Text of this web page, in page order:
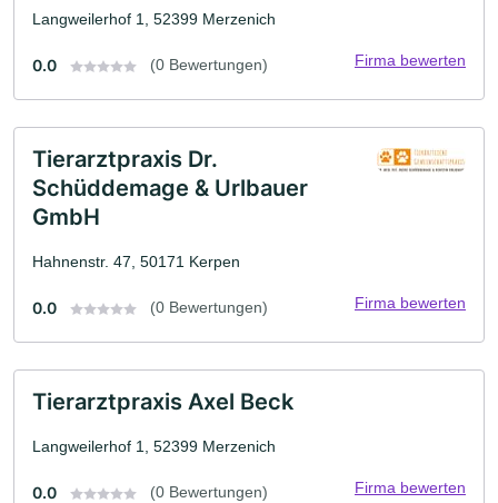
Langweilerhof 1, 52399 Merzenich
0.0 (0 Bewertungen) Firma bewerten
Tierarztpraxis Dr.
Schüddemage & Urlbauer
GmbH
Hahnenstr. 47, 50171 Kerpen
0.0 (0 Bewertungen) Firma bewerten
Tierarztpraxis Axel Beck
Langweilerhof 1, 52399 Merzenich
0.0 (0 Bewertungen) Firma bewerten